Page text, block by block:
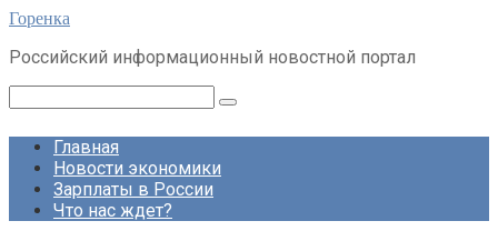
Перейти
контенту
Горенка
Российский информационный новостной портал
Главная
Новости экономики
Зарплаты в России
Что нас ждет?